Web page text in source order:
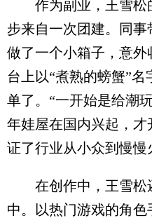
作为副业，王雪松
步来自一次团建。同
做了一个小箱子，意
台上以“煮熟的螃蟹”
单了。“一开始是给潮
年娃屋在国内兴起，
证了行业从小众到慢慢
在创作中，王雪松
中。以热门游戏的角